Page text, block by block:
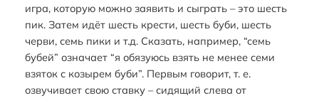
игра, которую можно заявить и сыграть – это шесть
пик. Затем идёт шесть крести, шесть буби, шесть
черви, семь пики и т.д. Сказать, например, “семь
бубей” означает “я обязуюсь взять не менее семи
взяток с козырем буби”. Первым говорит, т. е.
озвучивает свою ставку – сидящий слева от